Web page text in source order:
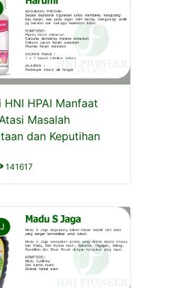
HNI HPAI Manfaat
Masalah
dan Keputihan
141617